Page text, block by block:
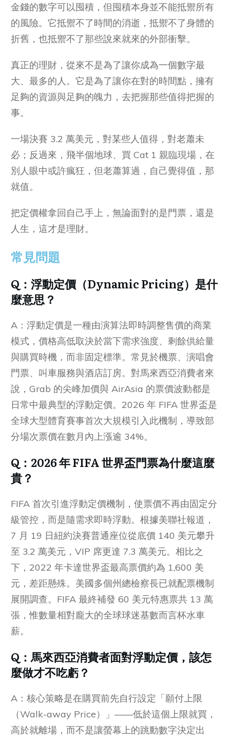
金錢的數字可以囤積，但囤積本身並不能抵禦所有
的風險。它抵禦不了時間的消逝，抵禦不了身體的
折舊，也抵禦不了那些說來就來的外部衝擊。
真正的理財，從來不是為了讓你成為一個數字最
大、最多的人。它是為了讓你在對的時間點，擁有
足夠的資源與足夠的魄力，去把握那些值得把握的
事。
一場決賽 3.2 萬美元，對某些人值得，對老蕭未
必；反過來，飛半個地球、買 Cat 1 親臨現場，在
別人眼中或許瘋狂，但老蕭算過，自己覺得值，那
就值。
把定價權拿回自己手上，無論面對的是門票，還是
人生，這才是理財。
常見問題
Q：浮動定價（Dynamic Pricing）是什
麼意思？
A：浮動定價是一種由演算法即時調整售價的商業
模式，價格高低取決於當下需求強度、剩餘供給量
與購買時機，而非固定標準。常見於機票、演唱會
門票、叫車服務與酒店訂房。對馬來西亞消費者來
說，Grab 的尖峰加價與 AirAsia 的票價波動都是
日常中最典型的浮動定價。2026 年 FIFA 世界盃是
全球大型體育賽事首次大規模引入此機制，導致部
分場次票價在數月內上漲逾 34%。
Q： 2026 年 FIFA 世界盃門票為什麼這麼
貴？
FIFA 首次引進浮動定價機制，使票價不再由固定分
級管控，而是隨需求即時浮動。根據美聯社報道，
7 月 19 日紐約決賽普通座位從底價 140 美元攀升
至 3.2 萬美元，VIP 席更達 7.3 萬美元。相比之
下，2022 年卡達世界盃最高票價約為 1,600 美
元，差距懸殊。美國多個州總檢察長已就配票機制
展開調查。FIFA 最終補發 60 美元特惠票共 13 萬
張，惟數量相對龐大的全球球迷基數而言杯水車
薪。
Q： 馬來西亞消費者面對浮動定價，該怎
麼做才不吃虧？
A：核心策略是在購買前先自行設定「願付上限
（Walk-away Price）」——低於這個上限就買，
高於就離場，而不是讓螢幕上的跳動數字決定出